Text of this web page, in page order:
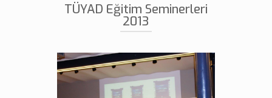
TÜYAD Eğitim Seminerleri
2013